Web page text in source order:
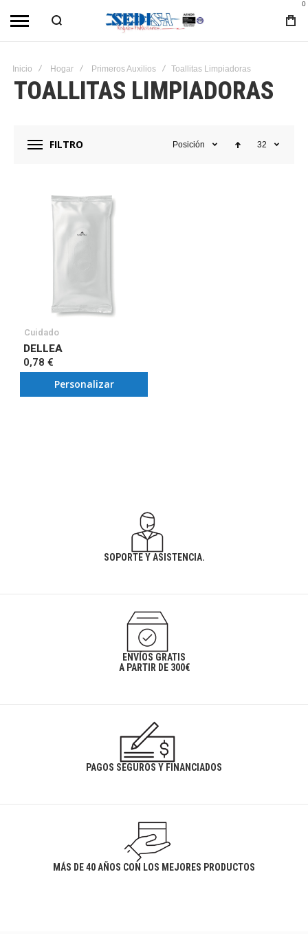
0
Inicio Hogar Primeros Auxilios Toallitas Limpiadoras
TOALLITAS LIMPIADORAS
FILTRO Posición 32
Cuidado
DELLEA
0,78 €
Personalizar
SOPORTE Y ASISTENCIA.
ENVÍOS GRATIS
A PARTIR DE 300€
PAGOS SEGUROS Y FINANCIADOS
MÁS DE 40 AÑOS CON LOS MEJORES PRODUCTOS